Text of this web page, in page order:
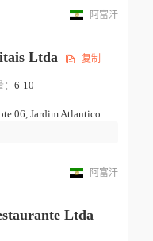
阿富汗
Ltda
复制
6-10
06, Jardim Atlantico
-
阿富汗
Ltda